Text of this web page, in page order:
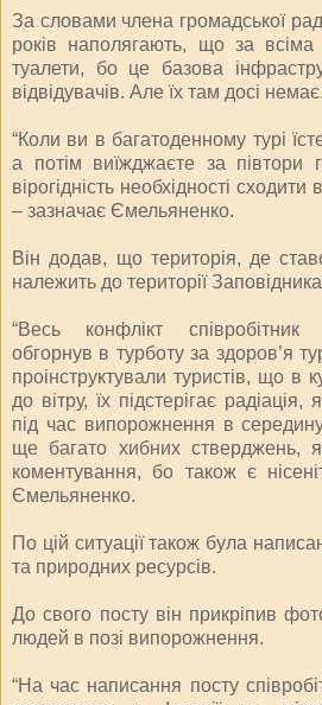
За словами члена громадської
років наполягають, що за всіма
туалети, бо це базова
відвідувачів. Але їх там досі немає.
“Коли ви в багатоденному турі
а потім виїжджаєте за півтори
вірогідність необхідності
– зазначає Ємельяненко.
Він додав, що територія, де
належить до території
“Весь конфлікт співробітник
обгорнув в турботу за здоров’я
проінструктували туристів, що в
до вітру, їх підстерігає
під час випорожнення в
ще багато хибних стверджень,
коментування, бо також є
Ємельяненко.
По цій ситуації також була
та природних ресурсів.
До свого посту він прикріпив
людей в позі випорожнення.
“На час написання посту